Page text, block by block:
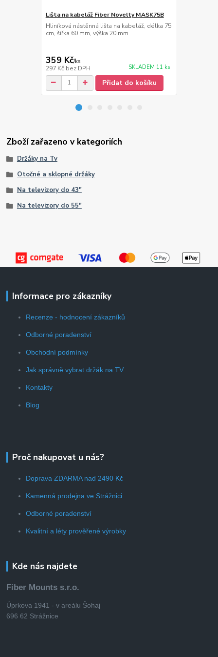
Lišta na kabeláž Fiber Novelty MASK75B
Hliníková nástěnná lišta na kabeláž, délka 75
cm, šířka 60 mm, výška 20 mm
359 Kč/ks
297 Kč bez DPH SKLADEM 11 ks
Přidat do košíku
Zboží zařazeno v kategoriích
Držáky na Tv
Otočné a sklopné držáky
Na televizory do 43"
Na televizory do 55"
Informace pro zákazníky
Recenze - hodnocení zákazníků
Odborné poradenství
Obchodní podmínky
Jak správně vybrat držák na TV
Kontakty
Blog
Proč nakupovat u nás?
Doprava ZDARMA nad 2490 Kč
Kamenná prodejna ve Strážnici
Odborné poradenství
Kvalitní a léty prověřené výrobky
Kde nás najdete
Fiber Mounts s.r.o.
Úprkova 1941 - v areálu Šohaj
696 62 Strážnice